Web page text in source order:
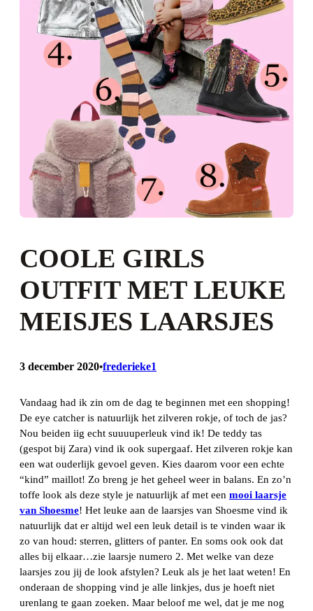
COOLE GIRLS
OUTFIT MET LEUKE
MEISJES LAARSJES
3 december 2020•frederieke1
Vandaag had ik zin om de dag te beginnen met een shopping!
De eye catcher is natuurlijk het zilveren rokje, of toch de jas?
Nou beiden iig echt suuuuperleuk vind ik! De teddy tas
(gespot bij Zara) vind ik ook supergaaf. Het zilveren rokje kan
een wat ouderlijk gevoel geven. Kies daarom voor een echte
“kind” maillot! Zo breng je het geheel weer in balans. En zo’n
toffe look als deze style je natuurlijk af met een mooi laarsje
van Shoesme! Het leuke aan de laarsjes van Shoesme vind ik
natuurlijk dat er altijd wel een leuk detail is te vinden waar ik
zo van houd: sterren, glitters of panter. En soms ook ook dat
alles bij elkaar…zie laarsje numero 2. Met welke van deze
laarsjes zou jij de look afstylen? Leuk als je het laat weten! En
onderaan de shopping vind je alle linkjes, dus je hoeft niet
urenlang te gaan zoeken. Maar beloof me wel, dat je me nog